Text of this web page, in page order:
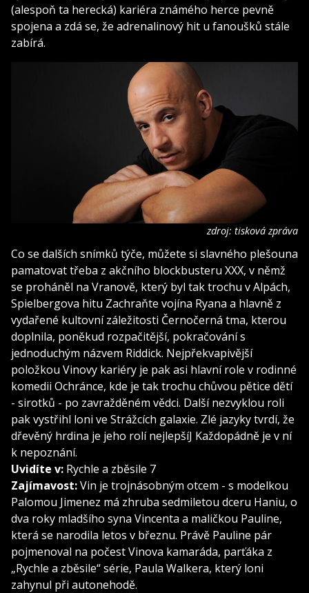
(alespoň ta herecká) kariéra známého herce pevně
spojena a zdá se, že adrenalinový hit u fanoušků stále
zabírá.
zdroj: tisková zpráva
Co se dalších snímků týče, můžete si slavného plešouna
pamatovat třeba z akčního blockbusteru XXX, v němž
se proháněl na Vranově, který byl tak trochu v Alpách,
Spielbergova hitu Zachraňte vojína Ryana a hlavně z
vydařené kultovní záležitosti Černočerná tma, kterou
doplnila, poněkud rozpačitější, pokračování s
jednoduchým názvem Riddick. Nejpřekvapivější
položkou Vinovy kariéry je pak asi hlavní role v rodinné
komedii Ochránce, kde je tak trochu chůvou pětice dětí
- sirotků - po zavražděném vědci. Další nezvyklou roli
pak vystřihl loni ve Strážcích galaxie. Zlé jazyky tvrdí, že
dřevěný hrdina je jeho rolí nejlepšíJ Každopádně je v ní
k nepoznání.
Uvidíte v: Rychle a zběsile 7
Zajímavost:Vin je trojnásobným otcem - s modelkou
Palomou Jimenez má zhruba sedmiletou dceru Haniu, o
dva roky mladšího syna Vincenta a maličkou Pauline,
která se narodila letos v březnu. Právě Pauline pár
pojmenoval na počest Vinova kamaráda, parťáka z
„Rychle a zběsile“ série, Paula Walkera, který loni
zahynul při autonehodě.